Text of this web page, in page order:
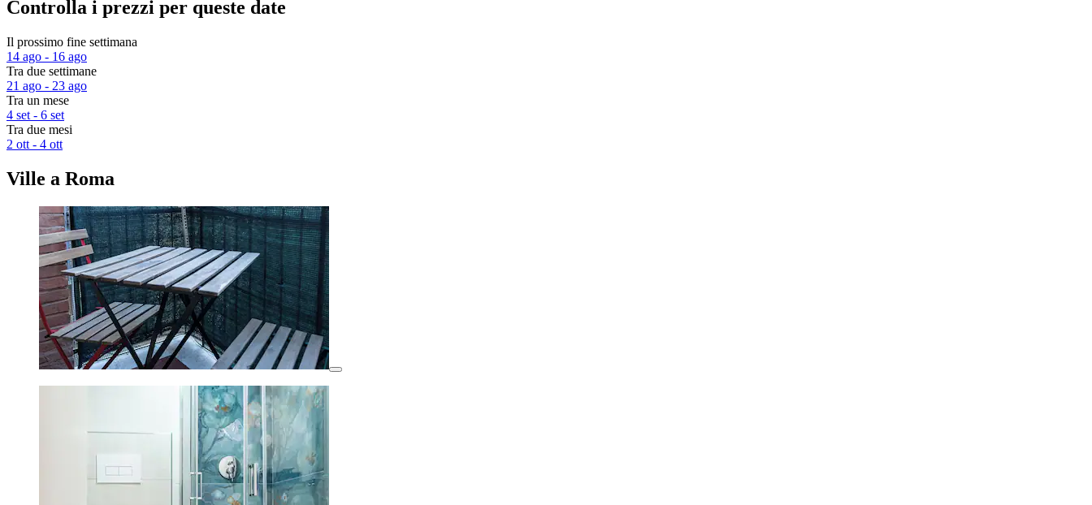
Controlla i prezzi per queste date
Il prossimo fine settimana
14 ago - 16 ago
Tra due settimane
21 ago - 23 ago
Tra un mese
4 set - 6 set
Tra due mesi
2 ott - 4 ott
Ville a Roma